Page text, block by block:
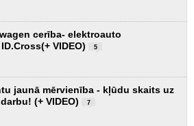
cerība- elektroauto
VIDEO)
5
jaunā mērvienība - kļūdu skaits uz
(+ VIDEO)
7